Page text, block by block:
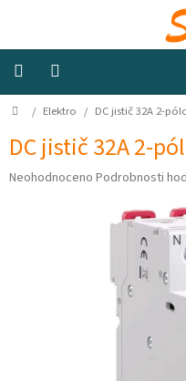
Izolace
odhlučnění
Domů
/ Elektro / DC jistič 32A 2-
DC jistič 32A 2-
Průměrné
Neohodnoceno Podrobnosti